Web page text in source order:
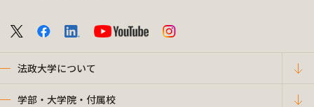
法政大学について
学部・大学院・付属校